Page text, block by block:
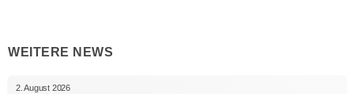
WEITERE NEWS
2. August 2026